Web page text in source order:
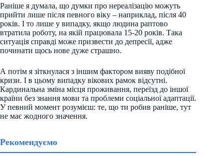
Раніше я думала, що думки про нереалізацію можуть
прийти лише після певного віку – наприклад, після 40
років. І то лише у випадку, якщо людина раптово
втратила роботу, на якій працювала 15-20 років. Така
ситуація справді може призвести до депресії, адже
починати щось нове дуже страшно.
А потім я зіткнулася з іншим фактором вияву подібної
кризи. І в цьому випадку вікових рамок відсутні.
Кардинальна зміна місця проживання, переїзд до іншої
країни без знання мови та проблеми соціальної адаптації.
У певний момент розумієш: те, що ти робив раніше, тут
не має жодного значення.
Рекомендуємо